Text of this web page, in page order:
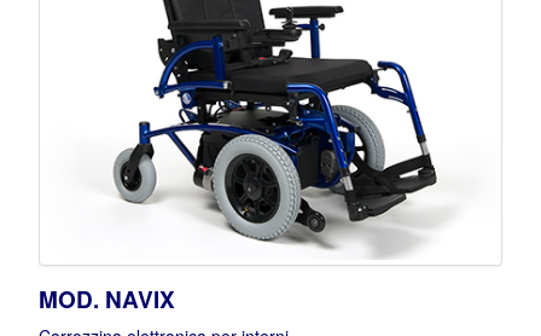
MOD. NAVIX